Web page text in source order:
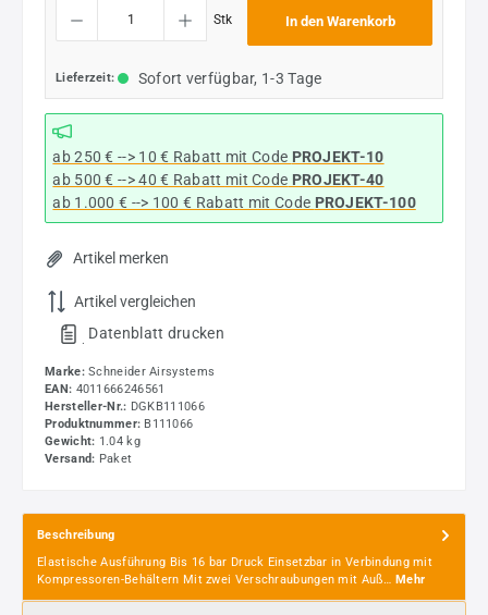
Produkt Anzahl: Gib den gewünschten Wert ein oder benutze die Schaltflächen um
Stk In den Warenkorb
Lieferzeit: Sofort verfügbar, 1-3 Tage
ab 250 € --> 10 € Rabatt mit Code PROJEKT-10
ab 500 € --> 40 € Rabatt mit Code PROJEKT-40
ab 1.000 € --> 100 € Rabatt mit Code PROJEKT-100
Artikel merken
Artikel vergleichen
. Datenblatt drucken
Marke:Schneider Airsystems
EAN: 4011666246561
Hersteller-Nr.: DGKB111066
Produktnummer: B111066
Gewicht: 1.04 kg
Versand: Paket
Beschreibung
Elastische Ausführung Bis 16 bar Druck Einsetzbar in Verbindung mit
Kompressoren-Behältern Mit zwei Verschraubungen mit Auß…Mehr